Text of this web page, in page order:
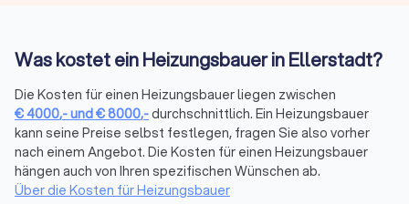
Wintermonaten zu erheblichen Unannehmlichkeiten führen.
Viele Heizungsbauer in Ellerstadt bieten daher einen
Notdienst an, der Ihnen rund um die Uhr zur Verfügung steht.
Ein zuverlässiger Kundendienst ist entscheidend, um
sicherzustellen, dass Ihre Heizungsprobleme schnell und
effizient gelöst werden. Durch schnelle Reaktionszeiten und
kompetente Reparaturen minimieren Sie das Risiko von
Ausfallzeiten und verlängern die Lebensdauer Ihrer
Was kostet ein Heizungsbauer in Ellerstadt?
Die Kosten für einen Heizungsbauer liegen zwischen
€4000,-und€8000,-durchschnittlich. Ein Heizungsbauer
kann seine Preise selbst festlegen, fragen Sie also vorher
nach einem Angebot. Die Kosten für einen Heizungsbauer
hängen auch von Ihren spezifischen Wünschen ab.
Über die Kosten für Heizungsbauer